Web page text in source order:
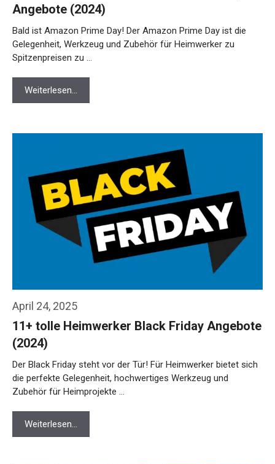
Angebote (2024)
Bald ist Amazon Prime Day! Der Amazon Prime Day ist die
Gelegenheit, Werkzeug und Zubehör für Heimwerker zu
Spitzenpreisen zu …
Weiterlesen…
April 24, 2025
11+ tolle Heimwerker Black Friday Angebote
(2024)
Der Black Friday steht vor der Tür! Für Heimwerker bietet sich
die perfekte Gelegenheit, hochwertiges Werkzeug und
Zubehör für Heimprojekte …
Weiterlesen…